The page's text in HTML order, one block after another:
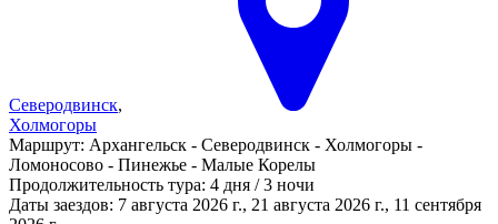
Северодвинск,
Холмогоры
Маршрут: Архангельск - Северодвинск - Холмогоры -
Ломоносово - Пинежье - Малые Корелы
Продолжительность тура: 4 дня / 3 ночи
Даты заездов: 7 августа 2026 г., 21 августа 2026 г., 11 сентября